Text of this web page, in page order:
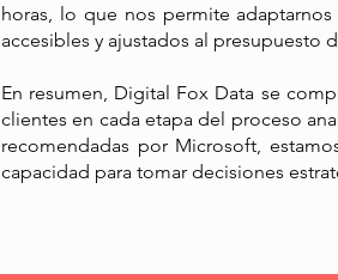
horas, lo que nos permite
accesibles y ajustados al
En resumen, Digital Fox Data se
clientes en cada etapa del proceso
recomendadas por Microsoft,
capacidad para tomar decisiones